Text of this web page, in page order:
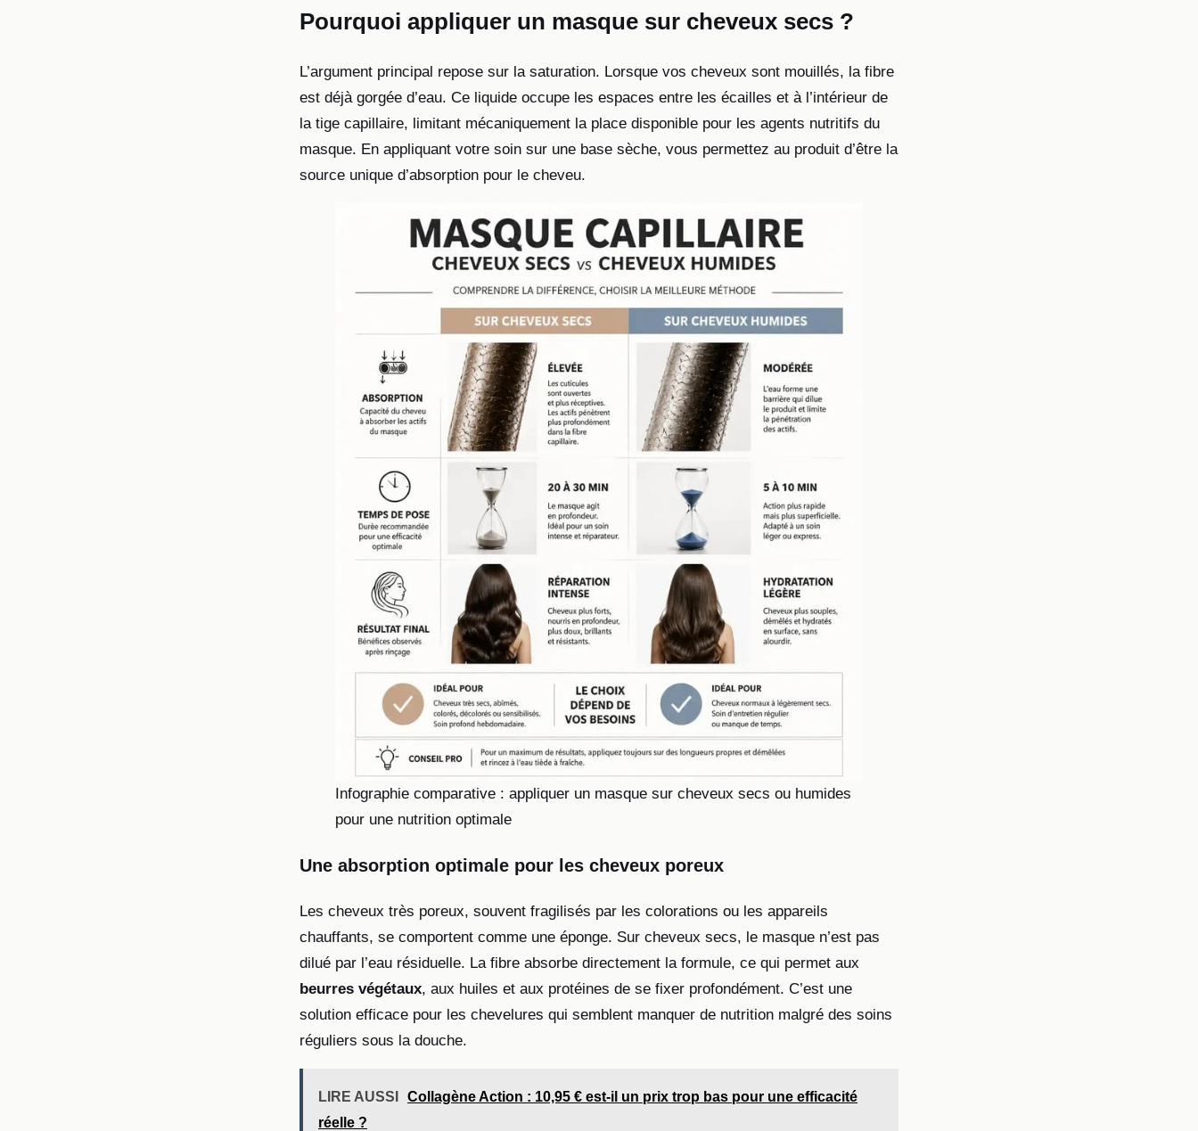
Pourquoi appliquer un masque sur cheveux secs ?
L’argument principal repose sur la saturation. Lorsque vos cheveux sont mouillés, la fibre
est déjà gorgée d’eau. Ce liquide occupe les espaces entre les écailles et à l’intérieur de
la tige capillaire, limitant mécaniquement la place disponible pour les agents nutritifs du
masque. En appliquant votre soin sur une base sèche, vous permettez au produit d’être la
source unique d’absorption pour le cheveu.
Infographie comparative : appliquer un masque sur cheveux secs ou humides
pour une nutrition optimale
Une absorption optimale pour les cheveux poreux
Les cheveux très poreux, souvent fragilisés par les colorations ou les appareils
chauffants, se comportent comme une éponge. Sur cheveux secs, le masque n’est pas
dilué par l’eau résiduelle. La fibre absorbe directement la formule, ce qui permet aux
beurres végétaux, aux huiles et aux protéines de se fixer profondément. C’est une
solution efficace pour les chevelures qui semblent manquer de nutrition malgré des soins
réguliers sous la douche.
LIRE AUSSI
Collagène Action : 10,95 € est-il un prix trop bas pour une efficacité
réelle ?